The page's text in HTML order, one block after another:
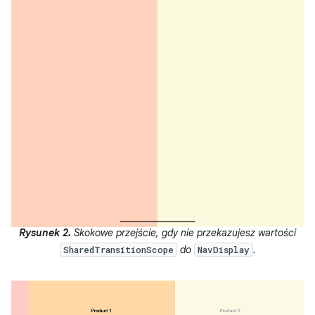
Rysunek 2. Skokowe przejście, gdy nie przekazujesz wartości
SharedTransitionScope do NavDisplay .